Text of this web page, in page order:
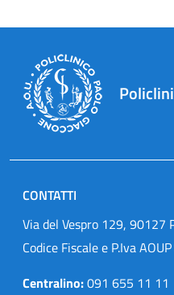
CONTATTI
Via del Vespro 129, 90127
Codice Fiscale e P.Iva
Centralino:091 655 11 11